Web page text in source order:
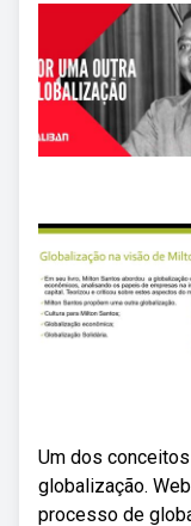
Um dos
globalização.
processo de